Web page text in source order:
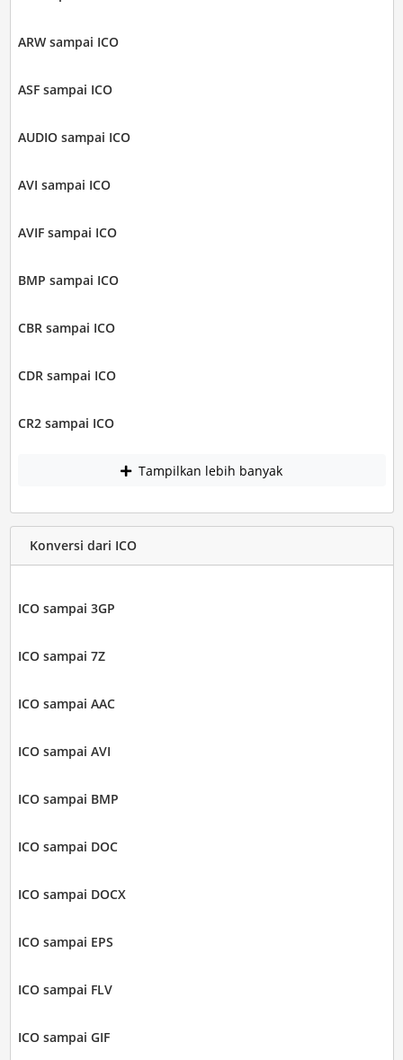
ARW sampai ICO
ASF sampai ICO
AUDIO sampai ICO
AVI sampai ICO
AVIF sampai ICO
BMP sampai ICO
CBR sampai ICO
CDR sampai ICO
CR2 sampai ICO
Tampilkan lebih banyak
Konversi dari ICO
ICO sampai 3GP
ICO sampai 7Z
ICO sampai AAC
ICO sampai AVI
ICO sampai BMP
ICO sampai DOC
ICO sampai DOCX
ICO sampai EPS
ICO sampai FLV
ICO sampai GIF